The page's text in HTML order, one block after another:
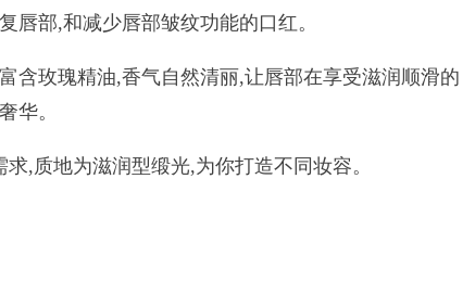
唇部,和减少唇部皱纹功能的口红。
玫瑰精油,香气自然清丽,让唇部在享受滋润顺滑的
华。
质地为滋润型缎光,为你打造不同妆容。